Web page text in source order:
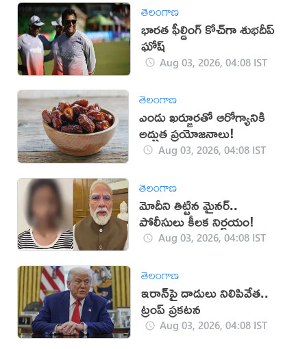
తెలంగాణ
భారత ఫీల్డింగ్ కోచ్‌గా శుభదీప్‌
ఘోష్‌
Aug 03, 2026, 04:08 IST
తెలంగాణ
ఎండు ఖర్జూరతో ఆరోగ్యానికి
అద్భుత ప్రయోజనాలు!
Aug 03, 2026, 04:08 IST
తెలంగాణ
మోదీని తిట్టిన మైనర్..
పోలీసులు కీలక నిర్ణయం!
Aug 03, 2026, 04:08 IST
తెలంగాణ
ఇరాన్‌పై దాడులు నిలిపివేత..
ట్రంప్ ప్రకటన
Aug 03, 2026, 04:08 IST